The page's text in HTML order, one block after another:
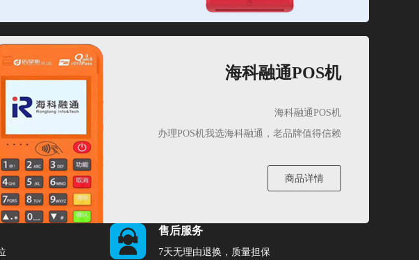
海科融通POS机
海科融通POS机
办理POS机我选海科融通，老品牌值得信赖
商品详情
售后服务
7天无理由退换，质量担保